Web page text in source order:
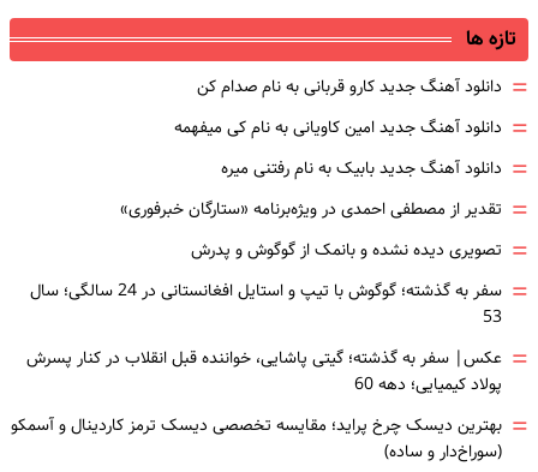
تازه ها
= دانلود آهنگ جدید کارو قربانی به نام صدام کن
= دانلود آهنگ جدید امین کاویانی به نام کی میفهمه
= دانلود آهنگ جدید بابیک به نام رفتنی میره
= تقدیر از مصطفی احمدی در ویژه‌برنامه «ستارگان خبرفوری»
= تصویری دیده نشده و بانمک از گوگوش و پدرش
=
سفر به گذشته؛ گوگوش با تیپ و استایل افغانستانی در 24 سالگی؛ سال
53
= عکس| سفر به گذشته؛ گیتی پاشایی، خواننده قبل انقلاب در کنار پسرش
پولاد کیمیایی؛ دهه 60
= بهترین دیسک چرخ پراید؛ مقایسه تخصصی دیسک ترمز کاردینال و آسمکو
(سوراخ‌دار و ساده)